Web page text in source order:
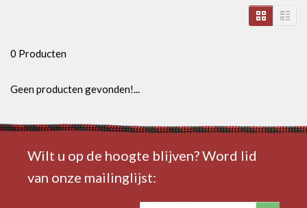
0 Producten
Geen producten gevonden!...
Wilt u op de hoogte blijven? Word lid
van onze mailinglijst: